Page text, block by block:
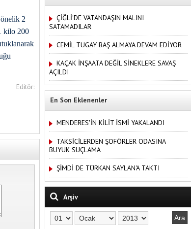
2
kilo 200
Editör:
ÇİĞLİ'DE VATANDAŞIN MALINI
SATAMADILAR
CEMİL TUGAY BAŞ ALMAYA DEVAM EDİYOR
KAÇAK İNŞAATA DEĞİL SİNEKLERE SAVAŞ
AÇILDI
En Son Eklenenler
MENDERES'İN KİLİT İSMİ YAKALANDI
TAKSİCİLERDEN ŞOFÖRLER ODASINA
BÜYÜK SUÇLAMA
ŞİMDİ DE TÜRKAN SAYLAN'A TAKTI
Arşiv